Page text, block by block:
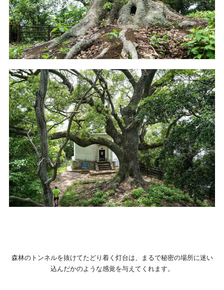
森林のトンネルを抜けてたどり着く灯台は、まるで秘密の場所に迷い
込んだかのような感覚を与えてくれます。